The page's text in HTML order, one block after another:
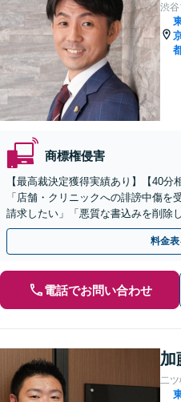
渋
商標権侵害
【最高裁決定獲得実績あり】【40分
「店舗・クリニックへの誹謗中傷
請求したい」「悪質な書込みを削除
書込みをした方や請求を受けた方の
料金
電話でお問い合わせ
加
二